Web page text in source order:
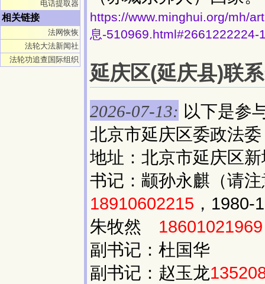
电话提取器
相关链接
法网恢恢
法轮大法新闻社
法轮功追查国际组织
https://www.minghui.org/mh/
息-510969.html#2661222224-
延庆区(延庆县)联
2026-07-13: 以下是参
北京市延庆区委政法
地址：北京市延庆区
书记：颛孙永麒（请
18910602215 ，1980-
朱牧然 18601021969
副书记：杜国华
副书记：赵玉龙